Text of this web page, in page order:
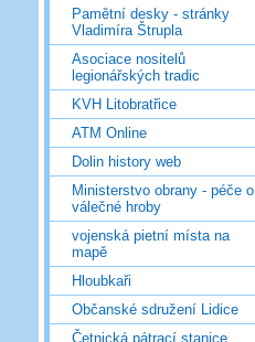
Pamětní desky - stránky
Vladimíra Štrupla
Asociace nositelů
legionářských tradic
KVH Litobratřice
ATM Online
Dolin history web
Ministerstvo obrany - péče o
válečné hroby
vojenská pietní místa na
mapě
Hloubkaři
Občanské sdružení Lidice
Četnická pátrací stanice